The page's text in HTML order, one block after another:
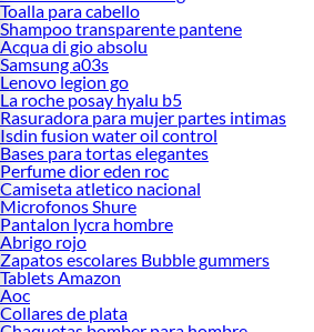
Toalla para cabello
Shampoo transparente pantene
Acqua di gio absolu
Samsung a03s
Lenovo legion go
La roche posay hyalu b5
Rasuradora para mujer partes intimas
Isdin fusion water oil control
Bases para tortas elegantes
Perfume dior eden roc
Camiseta atletico nacional
Microfonos Shure
Pantalon lycra hombre
Abrigo rojo
Zapatos escolares Bubble gummers
Tablets Amazon
Aoc
Collares de plata